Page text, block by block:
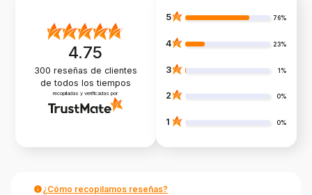
4.75
300 reseñas de clientes
de todos los tiempos
recopiladas y verificadas por
5 76%
4 23%
3 1%
2 0%
1 0%
¿Cómo recopilamos reseñas?